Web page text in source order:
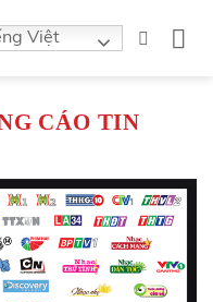
Việt
CÁO TIN